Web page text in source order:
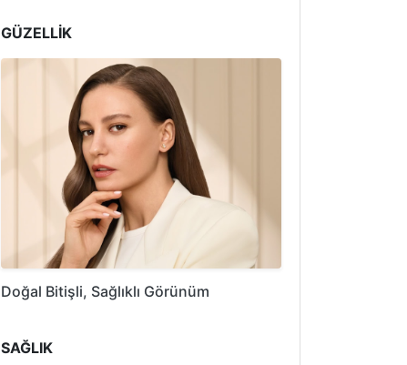
GÜZELLİK
Doğal Bitişli, Sağlıklı Görünüm
SAĞLIK